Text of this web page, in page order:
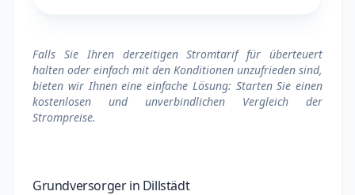
Falls Sie Ihren derzeitigen Stromtarif für überteuert
halten oder einfach mit den Konditionen unzufrieden sind,
bieten wir Ihnen eine einfache Lösung: Starten Sie einen
kostenlosen und unverbindlichen Vergleich der
Strompreise.
Grundversorger in Dillstädt